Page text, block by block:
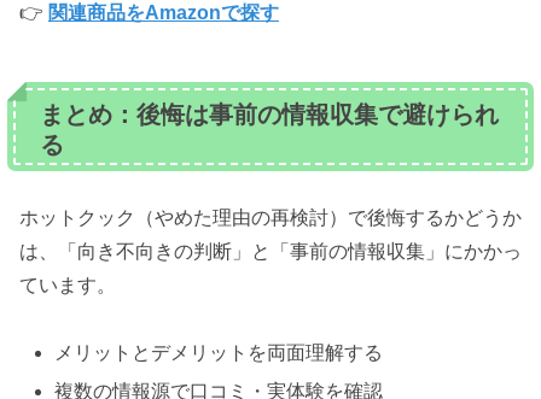
👉 関連商品をAmazonで探す
まとめ：後悔は事前の情報収集で避けられ
る
ホットクック（やめた理由の再検討）で後悔するかどうか
は、「向き不向きの判断」と「事前の情報収集」にかかっ
ています。
メリットとデメリットを両面理解する
複数の情報源で口コミ・実体験を確認